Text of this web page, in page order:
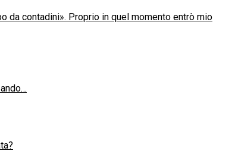
da contadini». Proprio in quel momento entrò mio